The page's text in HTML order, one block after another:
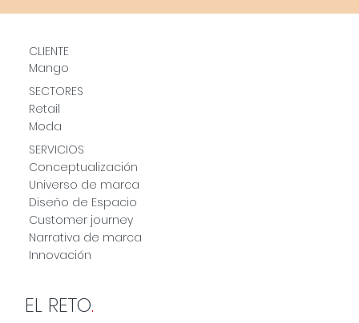
CLIENTE
Mango
SECTORES
Retail
Moda
SERVICIOS
Conceptualización
Universo de marca
Diseño de Espacio
Customer journey
Narrativa de marca
Innovación
EL RETO.